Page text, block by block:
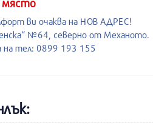
ви очаква на НОВ АДРЕС!
№64, северно от Механото.
на тел: 0899 193 155